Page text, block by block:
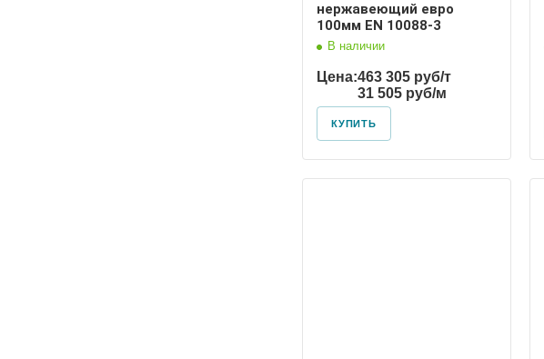
нержавеющий евро
100мм EN 10088-3
В наличии
Цена:463 305 руб/т
31 505 руб/м
КУПИТЬ